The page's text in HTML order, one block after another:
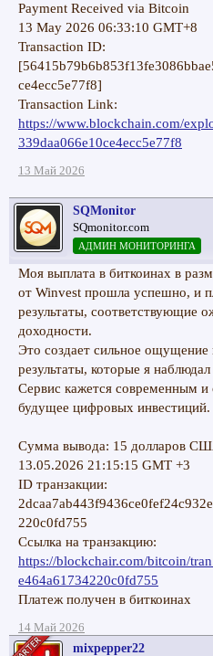
Payment Received via Bitcoin
13 May 2026 06:33:10 GMT+8
Transaction ID:
ce4ecc5e77f8]
Transaction Link:
https://www.blockchain.com/
339daa066e10ce4ecc5e77f8
13 Май 2026
SQMonitor
SQmonitor.com
АДМИН МОНИТОРИНГА
Моя выплата в биткоинах в
от Winvest прошла успешно, и
результаты, соответствующие
доходности.
Это создает сильное ощущение
результаты, которые я
Сервис кажется современным
будущее цифровых инвестиций.
Сумма вывода: 15 долларов
13.05.2026 21:15:15 GMT +3
ID транзакции:
220c0fd755
Ссылка на транзакцию:
https://blockchair.com/bitcoin/
e464a61734220c0fd755
Платеж получен в биткоинах
14 Май 2026
mixpepper22